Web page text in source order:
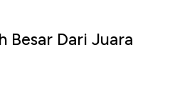
Besar Dari Juara